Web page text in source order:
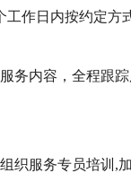
工作日内按约定
务内容，全程跟
织服务专员培训